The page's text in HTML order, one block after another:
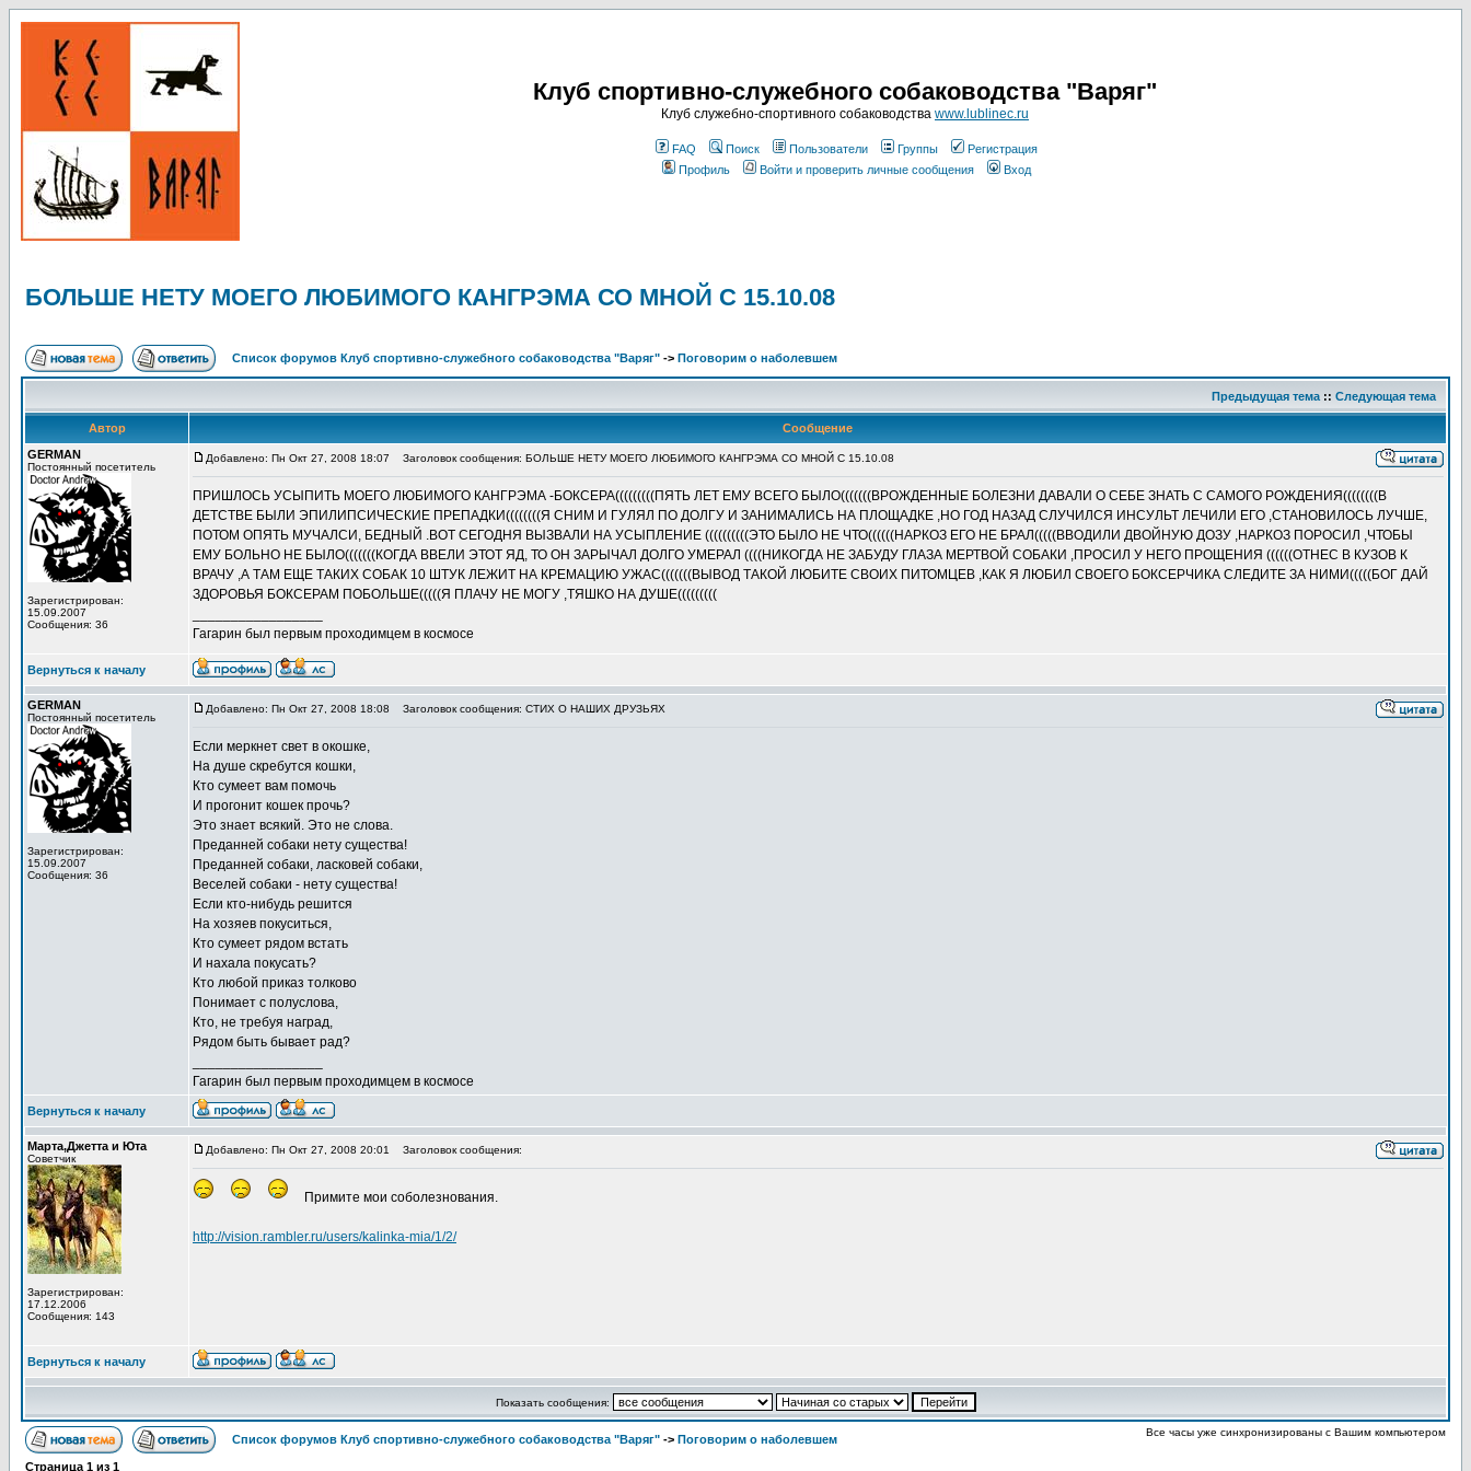
Клуб спортивно-служебного собаководства "Варяг"
Клуб служебно-спортивного собаководства www.lublinec.ru
FAQ Поиск Пользователи Группы
Регистрация
Профиль
Войти и проверить личные сообщения Вход
БОЛЬШЕ НЕТУ МОЕГО ЛЮБИМОГО КАНГРЭМА СО МНОЙ С 15.10.08
Список форумов Клуб спортивно-служебного собаководства "Варяг" -> Поговорим о наболевшем
Предыдущая тема :: Следующая тема
Автор
Сообщение
GERMAN
Постоянный посетитель
Зарегистрирован:
15.09.2007
Сообщения: 36
Добавлено: Пн Окт 27, 2008 18:07 Заголовок сообщения: БОЛЬШЕ НЕТУ МОЕГО ЛЮБИМОГО КАНГРЭМА СО МНОЙ С 15.10.08
ПРИШЛОСЬ УСЫПИТЬ МОЕГО ЛЮБИМОГО КАНГРЭМА -БОКСЕРА(((((((((ПЯТЬ ЛЕТ ЕМУ ВСЕГО БЫЛО(((((((ВРОЖДЕННЫЕ БОЛЕЗНИ ДАВАЛИ О СЕБЕ ЗНАТЬ С САМОГО РОЖДЕНИЯ((((((((В
ДЕТСТВЕ БЫЛИ ЭПИЛИПСИЧЕСКИЕ ПРЕПАДКИ((((((((Я СНИМ И ГУЛЯЛ ПО ДОЛГУ И ЗАНИМАЛИСЬ НА ПЛОЩАДКЕ ,НО ГОД НАЗАД СЛУЧИЛСЯ ИНСУЛЬТ ЛЕЧИЛИ ЕГО ,СТАНОВИЛОСЬ ЛУЧШЕ,
ПОТОМ ОПЯТЬ МУЧАЛСИ, БЕДНЫЙ .ВОТ СЕГОДНЯ ВЫЗВАЛИ НА УСЫПЛЕНИЕ ((((((((((ЭТО БЫЛО НЕ ЧТО((((((НАРКОЗ ЕГО НЕ БРАЛ(((((ВВОДИЛИ ДВОЙНУЮ ДОЗУ ,НАРКОЗ ПОРОСИЛ ,ЧТОБЫ
ЕМУ БОЛЬНО НЕ БЫЛО(((((((КОГДА ВВЕЛИ ЭТОТ ЯД, ТО ОН ЗАРЫЧАЛ ДОЛГО УМЕРАЛ ((((НИКОГДА НЕ ЗАБУДУ ГЛАЗА МЕРТВОЙ СОБАКИ ,ПРОСИЛ У НЕГО ПРОЩЕНИЯ ((((((ОТНЕС В КУЗОВ К
ВРАЧУ ,А ТАМ ЕЩЕ ТАКИХ СОБАК 10 ШТУК ЛЕЖИТ НА КРЕМАЦИЮ УЖАС(((((((ВЫВОД ТАКОЙ ЛЮБИТЕ СВОИХ ПИТОМЦЕВ ,КАК Я ЛЮБИЛ СВОЕГО БОКСЕРЧИКА СЛЕДИТЕ ЗА НИМИ(((((БОГ ДАЙ
ЗДОРОВЬЯ БОКСЕРАМ ПОБОЛЬШЕ(((((Я ПЛАЧУ НЕ МОГУ ,ТЯШКО НА ДУШЕ(((((((((
Гагарин был первым проходимцем в космосе
Вернуться к началу
GERMAN
Постоянный посетитель
Зарегистрирован:
15.09.2007
Сообщения: 36
Добавлено: Пн Окт 27, 2008 18:08 Заголовок сообщения: СТИХ О НАШИХ ДРУЗЬЯХ
Если меркнет свет в окошке,
Hа душе скребутся кошки,
Кто сумеет вам помочь
И прогонит кошек прочь?
Это знает всякий. Это не слова.
Преданней собаки нету существа!
Преданней собаки, ласковей собаки,
Веселей собаки - нету существа!
Если кто-нибудь решится
Hа хозяев покуситься,
Кто сумеет рядом встать
И нахала покусать?
Кто любой приказ толково
Понимает с полуслова,
Кто, не требуя наград,
Рядом быть бывает рад?
Гагарин был первым проходимцем в космосе
Вернуться к началу
Марта,Джетта и Юта
Советчик
Зарегистрирован:
17.12.2006
Сообщения: 143
Добавлено: Пн Окт 27, 2008 20:01 Заголовок сообщения:
Примите мои соболезнования.
http://vision.rambler.ru/users/kalinka-mia/1/2/
Вернуться к началу
Показать сообщения:
Список форумов Клуб спортивно-служебного собаководства "Варяг" -> Поговорим о наболевшем
Все часы уже синхронизированы с Вашим компьютером
Страница 1 из 1